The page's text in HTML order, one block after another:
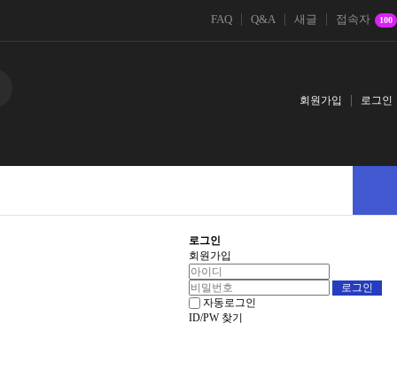
FAQ Q&A 새글 접속자 100
회원가입 로그인
로그인
회원가입
자동로그인
ID/PW 찾기